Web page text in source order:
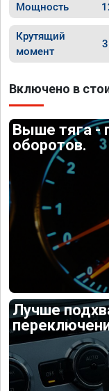
Мощность
Крутящий
момент
Включено в
Выше тяга -
оборотов.
Лучше